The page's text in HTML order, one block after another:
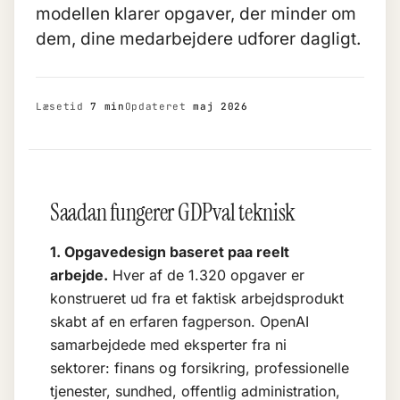
modellen klarer opgaver, der minder om
dem, dine medarbejdere udforer dagligt.
Læsetid7 min Opdateretmaj 2026
Saadan fungerer GDPval teknisk
1. Opgavedesign baseret paa reelt
arbejde. Hver af de 1.320 opgaver er
konstrueret ud fra et faktisk arbejdsprodukt
skabt af en erfaren fagperson. OpenAI
samarbejdede med eksperter fra ni
sektorer: finans og forsikring, professionelle
tjenester, sundhed, offentlig administration,